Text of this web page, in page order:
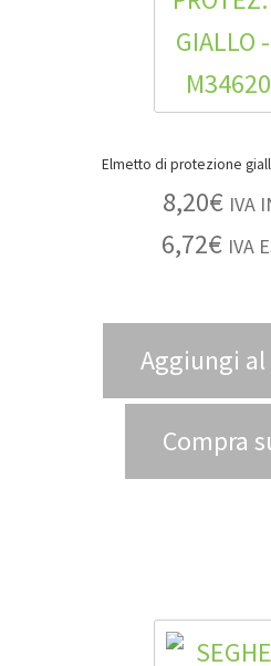
8,20€ IVA
6,72€ IVA
Aggiungi
Compra